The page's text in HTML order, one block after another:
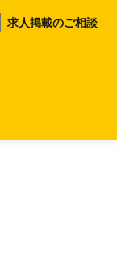
求人掲載のご相談